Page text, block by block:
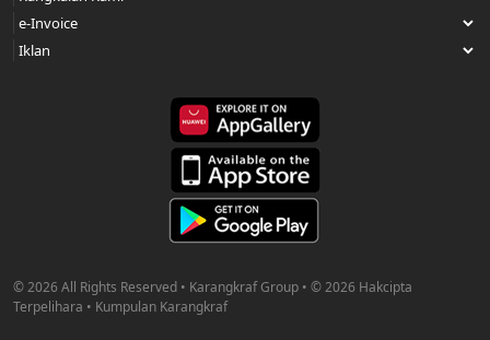
© 2026 All Rights Reserved • Karangkraf Group • © 2026 Hakcipta
Terpelihara • Kumpulan Karangkraf